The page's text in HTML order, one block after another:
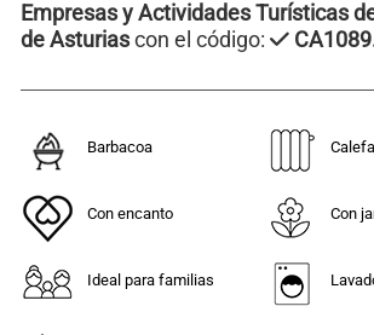
Empresas y Actividades Turísticas
de Asturiascon el código:
Barbacoa
Con encanto Con
Ideal para familias